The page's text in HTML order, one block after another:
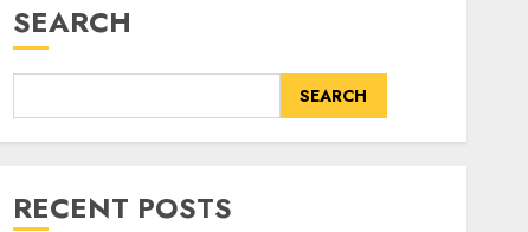
SEARCH
SEARCH
RECENT POSTS